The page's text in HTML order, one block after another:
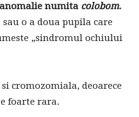
numita colobom.
o a doua pupila care
„sindromul ochiului
cromozomiala, deoarece
foarte rara.